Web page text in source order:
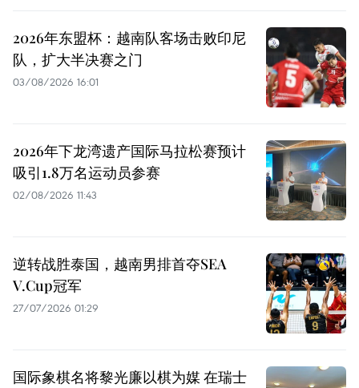
2026年东盟杯：越南队客场击败印尼
队，扩大半决赛之门
03/08/2026 16:01
2026年下龙湾遗产国际马拉松赛预计
吸引1.8万名运动员参赛
02/08/2026 11:43
逆转战胜泰国，越南男排首夺SEA
V.Cup冠军
27/07/2026 01:29
国际象棋名将黎光廉以棋为媒 在瑞士